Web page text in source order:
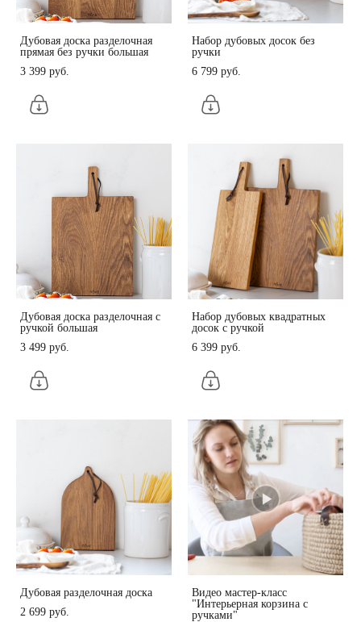
Дубовая доска разделочная
прямая без ручки большая
3 399 pуб.
Набор дубовых досок без
ручки
6 799 pуб.
Дубовая доска разделочная с
ручкой большая
3 499 pуб.
Набор дубовых квадратных
досок с ручкой
6 399 pуб.
Дубовая разделочная доска
2 699 pуб.
Видео мастер-класс
"Интерьерная корзина с
ручками"